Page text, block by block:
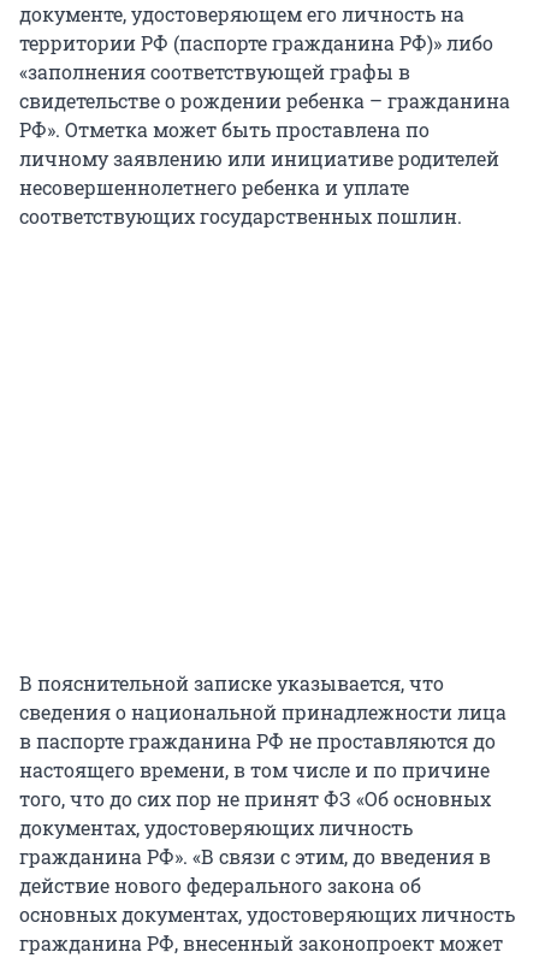
документе, удостоверяющем его личность на
территории РФ (паспорте гражданина РФ)» либо
«заполнения соответствующей графы в
свидетельстве о рождении ребенка – гражданина
РФ». Отметка может быть проставлена по
личному заявлению или инициативе родителей
несовершеннолетнего ребенка и уплате
соответствующих государственных пошлин.
В пояснительной записке указывается, что
сведения о национальной принадлежности лица
в паспорте гражданина РФ не проставляются до
настоящего времени, в том числе и по причине
того, что до сих пор не принят ФЗ «Об основных
документах, удостоверяющих личность
гражданина РФ». «В связи с этим, до введения в
действие нового федерального закона об
основных документах, удостоверяющих личность
гражданина РФ, внесенный законопроект может